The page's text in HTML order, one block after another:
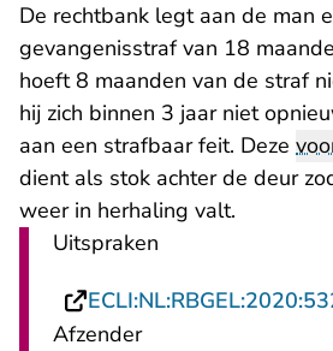
De rechtbank legt aan de man
gevangenisstraf van 18
hoeft 8 maanden van de straf
hij zich binnen 3 jaar niet
aan een strafbaar feit. Deze
dient als stok achter de deur
weer in herhaling valt.
Uitspraken
Afzender